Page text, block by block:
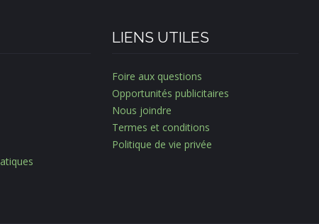
LIENS UTILES
Foire aux questions
Opportunités publicitaires
Nous joindre
Termes et conditions
Politique de vie privée